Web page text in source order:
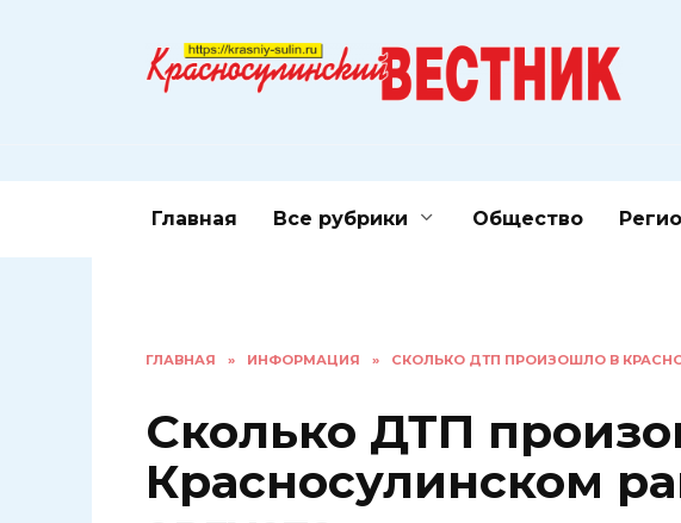
Главная Все рубрики Общество
ГЛАВНАЯ » ИНФОРМАЦИЯ » СКОЛЬКО ДТП ПРОИЗОШЛО В
Сколько ДТП
Красносулинском